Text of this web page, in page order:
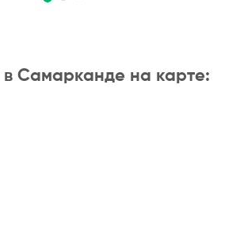
Самарканде на карте: